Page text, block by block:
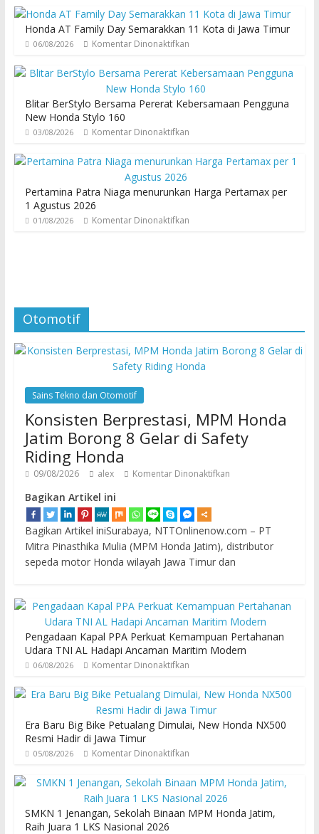
Honda AT Family Day Semarakkan 11 Kota di Jawa Timur
06/08/2026 Komentar Dinonaktifkan
Blitar BerStylo Bersama Pererat Kebersamaan Pengguna
New Honda Stylo 160
03/08/2026 Komentar Dinonaktifkan
Pertamina Patra Niaga menurunkan Harga Pertamax per
1 Agustus 2026
01/08/2026 Komentar Dinonaktifkan
Otomotif
Sains Tekno dan Otomotif
Konsisten Berprestasi, MPM Honda
Jatim Borong 8 Gelar di Safety
Riding Honda
09/08/2026 alex Komentar Dinonaktifkan
Bagikan Artikel ini
Bagikan Artikel iniSurabaya, NTTOnlinenow.com – PT
Mitra Pinasthika Mulia (MPM Honda Jatim), distributor
sepeda motor Honda wilayah Jawa Timur dan
Pengadaan Kapal PPA Perkuat Kemampuan Pertahanan
Udara TNI AL Hadapi Ancaman Maritim Modern
06/08/2026 Komentar Dinonaktifkan
Era Baru Big Bike Petualang Dimulai, New Honda NX500
Resmi Hadir di Jawa Timur
05/08/2026 Komentar Dinonaktifkan
SMKN 1 Jenangan, Sekolah Binaan MPM Honda Jatim,
Raih Juara 1 LKS Nasional 2026